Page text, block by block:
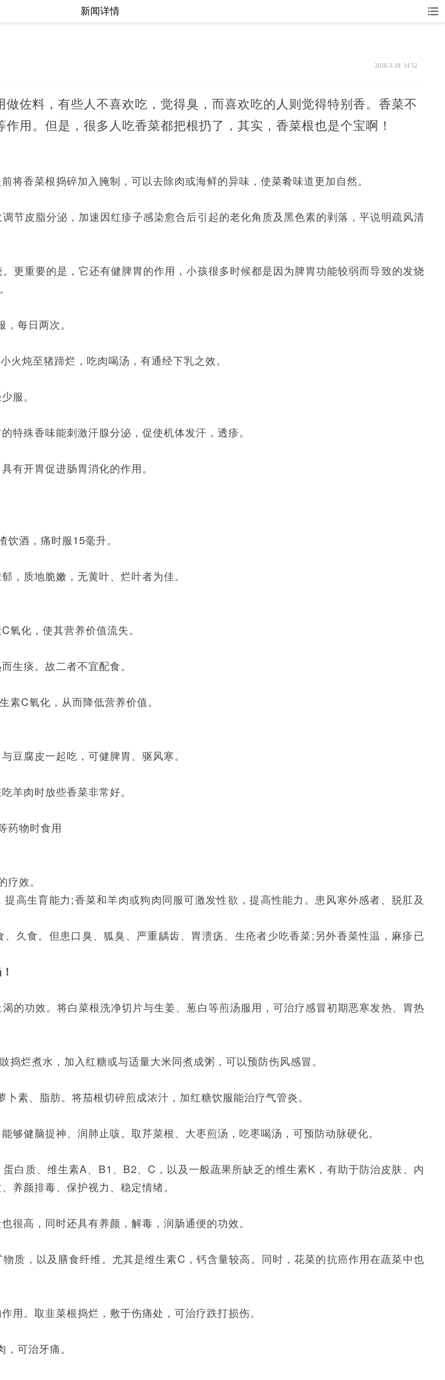
新闻详情
2016-3-19 14:52
佐料，有些人不喜欢吃，觉得臭，而喜欢吃的人则觉得特别香。香菜不
用。但是，很多人吃香菜都把根扔了，其实，香菜根也是个宝啊！
将香菜根捣碎加入腌制，可以去除肉或海鲜的异味，使菜肴味道更加自然。
节皮脂分泌，加速因红疹子感染愈合后引起的老化角质及黑色素的剥落，平说明疏风清
更重要的是，它还有健脾胃的作用，小孩很多时候都是因为脾胃功能较弱而导致的发烧
每日两次。
炖至猪蹄烂，吃肉喝汤，有通经下乳之效。
服。
特殊香味能刺激汗腺分泌，促使机体发汗，透疹。
有开胃促进肠胃消化的作用。
酒，痛时服15毫升。
，质地脆嫩，无黄叶、烂叶者为佳。
化，使其营养价值流失。
生痰。故二者不宜配食。
素C氧化，从而降低营养价值。
豆腐皮一起吃，可健脾胃、驱风寒。
羊肉时放些香菜非常好。
药物时食用
效。
高生育能力;香菜和羊肉或狗肉同服可激发性欲，提高性能力。患风寒外感者、脱肛及
久食。但患口臭、狐臭、严重龋齿、胃溃疡、生疮者少吃香菜;另外香菜性温，麻疹已
的功效。将白菜根洗净切片与生姜、葱白等煎汤服用，可治疗感冒初期恶寒发热、胃热
烂煮水，加入红糖或与适量大米同煮成粥，可以预防伤风感冒。
素、脂肪。将茄根切碎煎成浓汁，加红糖饮服能治疗气管炎。
够健脑提神、润肺止咳。取芹菜根、大枣煎汤，吃枣喝汤，可预防动脉硬化。
白质、维生素A、B1、B2、C，以及一般蔬果所缺乏的维生素K，有助于防治皮肤、内
养颜排毒、保护视力、稳定情绪。
很高，同时还具有养颜，解毒，润肠通便的功效。
质，以及膳食纤维。尤其是维生素C，钙含量较高。同时，花菜的抗癌作用在蔬菜中也
用。取韭菜根捣烂，敷于伤痛处，可治疗跌打损伤。
可治牙痛。